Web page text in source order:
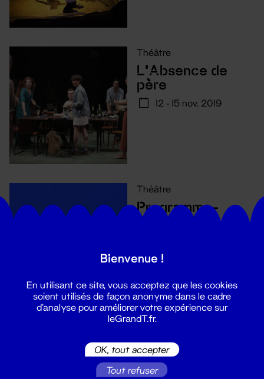
Théâtre
L'Absence de
père
12 - 15 nov. 2019
Théâtre
Programme-
Penthésilée
Bienvenue !
En utilisant ce site, vous acceptez que les cookies
soient utilisés de façon anonyme dans le cadre
d'analyse pour améliorer votre expérience sur
leGrandT.fr.
OK, tout accepter
Tout refuser